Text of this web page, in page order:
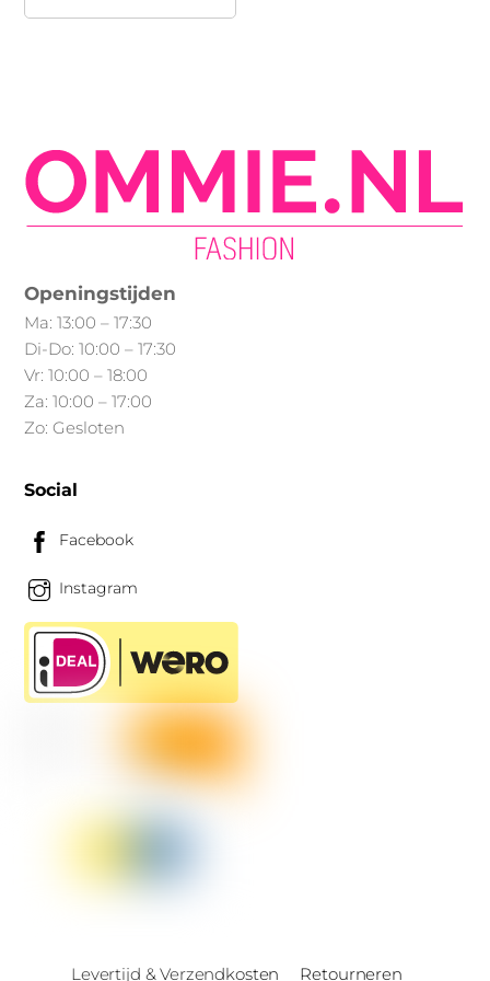
optie
kan
gekozen
de
productpagina
Openingstijden
Ma: 13:00 – 17:30
Di-Do: 10:00 – 17:30
Vr: 10:00 – 18:00
Za: 10:00 – 17:00
Zo: Gesloten
Social
Facebook
Instagram
Levertijd & Verzendkosten Retourneren